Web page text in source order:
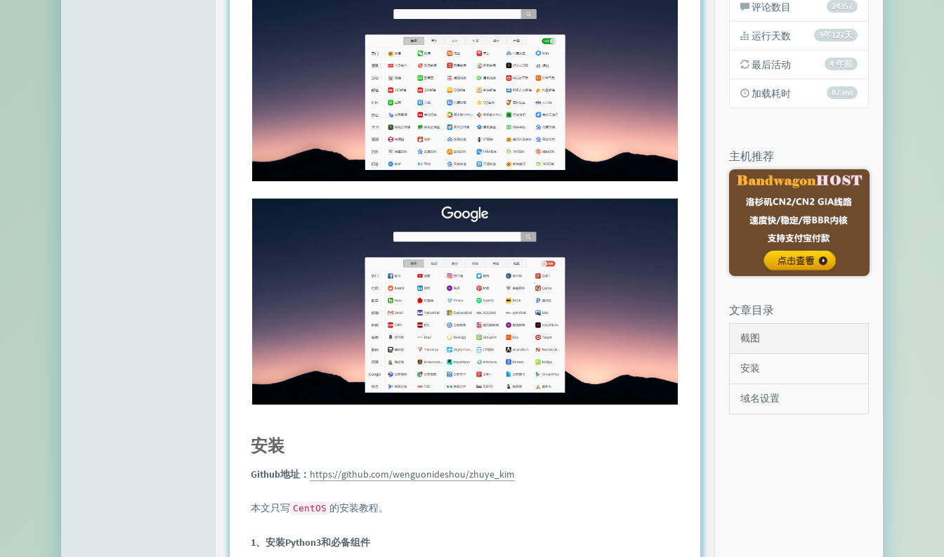
安装
Github地址： https://github.com/wenguonideshou/zhuye_kim
本文只写 CentOS 的安装教程。
1、安装Python3和必备组件
24357
评论数目
9年127天
运行天数
4 年前
最后活动
87 ms
加载耗时
主机推荐
文章目录
截图
安装
域名设置